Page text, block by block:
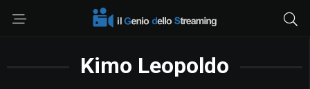
Kimo Leopoldo